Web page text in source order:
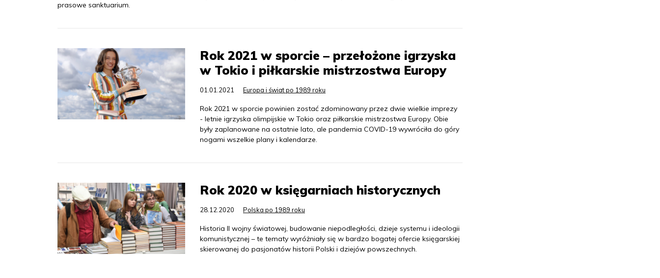
prasowe sanktuarium.
Rok 2021 w sporcie – przełożone igrzyska
w Tokio i piłkarskie mistrzostwa Europy
01.01.2021 Europa i świat po 1989 roku
Rok 2021 w sporcie powinien zostać zdominowany przez dwie wielkie imprezy
- letnie igrzyska olimpijskie w Tokio oraz piłkarskie mistrzostwa Europy. Obie
były zaplanowane na ostatnie lato, ale pandemia COVID-19 wywróciła do góry
nogami wszelkie plany i kalendarze.
Rok 2020 w księgarniach historycznych
28.12.2020 Polska po 1989 roku
Historia II wojny światowej, budowanie niepodległości, dzieje systemu i ideologii
komunistycznej – te tematy wyróżniały się w bardzo bogatej ofercie księgarskiej
skierowanej do pasjonatów historii Polski i dziejów powszechnych.